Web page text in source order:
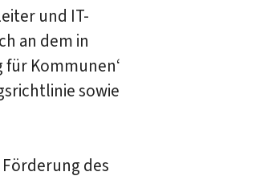
und IT-
an dem in
für Kommunen‘
sowie
des